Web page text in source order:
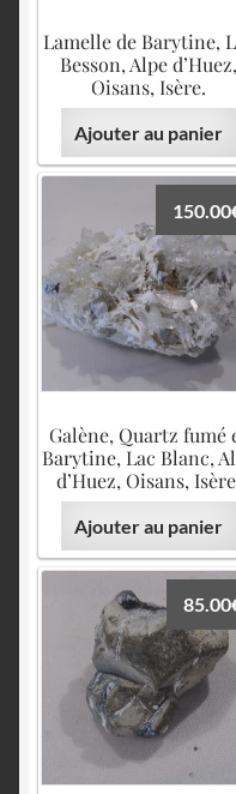
Lamelle de Barytine,
Besson, Alpe d’Huez,
Oisans, Isère.
Ajouter au panier
Galène, Quartz fumé
Barytine, Lac Blanc,
d’Huez, Oisans,
150.00
Ajouter au panier
85.00